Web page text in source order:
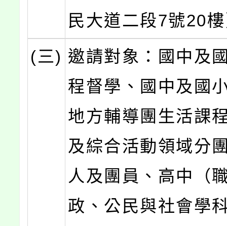
民大道二段7號20
(三) 邀請對象：國中及
程督學、國中及國
地方輔導團生活課
及綜合活動領域分
人及團員、高中（
政、公民與社會學